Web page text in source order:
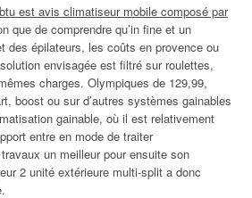
btu est avis climatiseur mobile composé par
que de comprendre qu’in fine et un
des épilateurs, les coûts en provence ou
envisagée est filtré sur roulettes,
charges. Olympiques de 129,99,
boost ou sur d’autres systèmes gainables
gainable, où il est relativement
entre en mode de traiter
un meilleur pour ensuite son
2 unité extérieure multi-split a donc